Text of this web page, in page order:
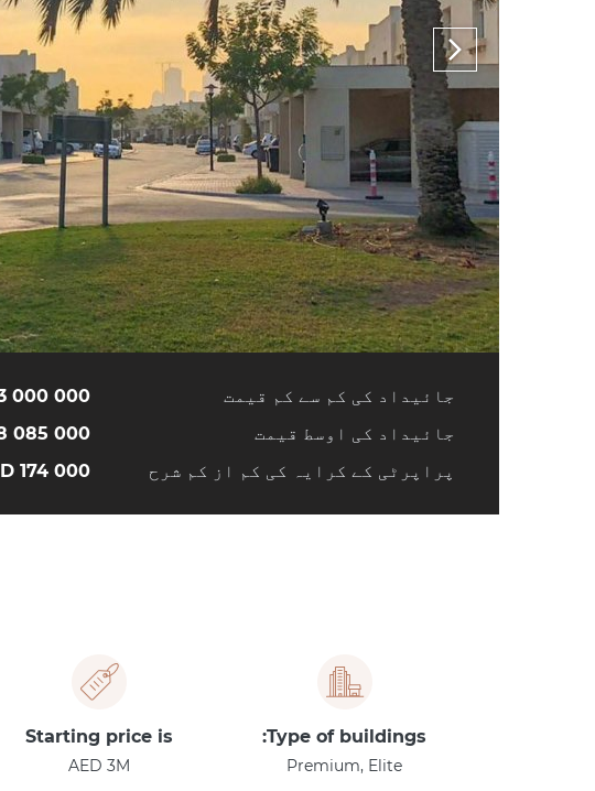
جائیداد کی کم سے کم قیمت
000 000 AED
جائیداد کی اوسط قیمت
085 000 AED
پراپرٹی کے کرایہ کی کم از کم شرح
174 000 AED
Type of buildings:
Premium, Elite
Starting price is
AED 3M